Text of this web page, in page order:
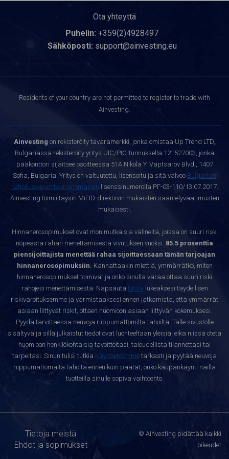
Ota yhteyttä
Puhelin: +359(2)4928497
Sähköposti: support@ainvesting.eu
Residents of your country are not permitted to register to trade with
Ainvesting.
Ainvesting on rekisteröity tavaramerkki, jonka omistaa Up Trend LTD,
Bulgariassa rekisteröity yritys UIC/PIC-tunnuksella 121527003, jonka
pääkonttori sijaitsee osoitteessa 51A Nikola Y. Vaptsarov Blvd., 1407
Sofia, Bulgaria. Yritys on valtuutettu, lisensoitu ja sitä valvoo Bulgarian
rahoitusvalvontaviranomainen lisenssinumerolla РГ-03-110/13.07.2017.
Ainvesting toimii täysin MiFID-direktiivin mukaisten sääntelyvaatimusten
mukaisesti.
Hinnanerosopimukset ovat monimutkaisia välineitä, joissa on suuri riski
nopeasta rahan menettämisestä vivutuksen vuoksi. 85.5 prosenttia
piensijoittajista menettää rahaa sijoittaessaan tämän tarjoajan
hinnanerosopimuksiin. Kannattaakin miettiä, ymmärrätkö, miten
hinnanerosopimukset toimivat ja onko sinulla varaa ottaa suuri riski
rahojesi menettämisestä. Napsauta tästä lukeaksesi täydellisen
riskivaroituksemme ja varmistaaksesi ennen jatkamista, että ymmärrät
asiaan liittyvät riskit, ottaen huomioon asiaan liittyvän kokemuksesi.
Pyydä tarvittaessa neuvoja riippumattomilta tahoilta. Tälle sivustolle
sisältyvä ja sillä julkaistut tiedot ovat luonteeltaan yleisiä, eikä niissä oteta
huomioon henkilökohtaisia tavoitteitasi, taloudellista tilannettasi tai
tarpeitasi. Sinun tulisi tutkia Käyttöehtomme tarkasti ja pyytää neuvoja
riippumattomalta taholta ennen kuin päätät, onko kaupankäynti näillä
tuotteilla sinulle sopiva vaihtoehto.
Tietoja meistä
Ehdot ja sopimukset
© Ainvesting pidättää kaikki
oikeudet